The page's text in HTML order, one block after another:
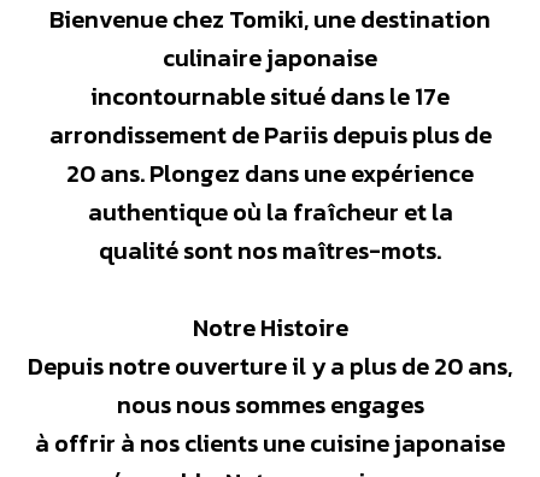
Bienvenue chez Tomiki, une destination
culinaire japonaise
incontournable situé dans le 17e
arrondissement de Pariis depuis plus de
20 ans. Plongez dans une expérience
authentique où la fraîcheur et la
qualité sont nos maîtres-mots.
Notre Histoire
Depuis notre ouverture il y a plus de 20 ans,
nous nous sommes engages
à offrir à nos clients une cuisine japonaise